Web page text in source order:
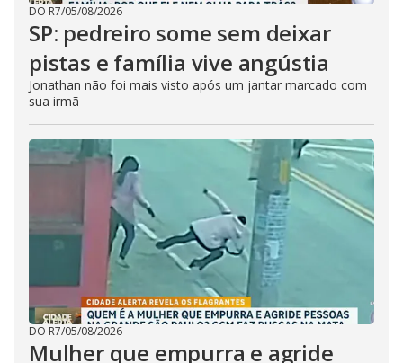
DO R7/05/08/2026
SP: pedreiro some sem deixar
pistas e família vive angústia
Jonathan não foi mais visto após um jantar marcado com
sua irmã
DO R7/05/08/2026
Mulher que empurra e agride